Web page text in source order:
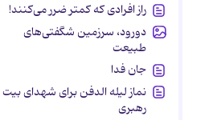
راز افرادی که کمتر ضرر می‌کنند!
دورود، سرزمین شگفتی‌های
طبیعت
جان فدا
نماز لیله الدفن برای شهدای بیت
رهبری